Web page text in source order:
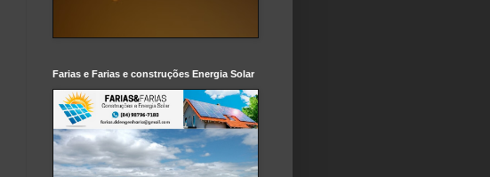
Farias e Farias e construções Energia Solar